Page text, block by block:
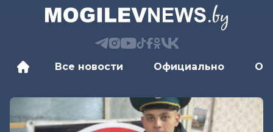
Все новости Официально